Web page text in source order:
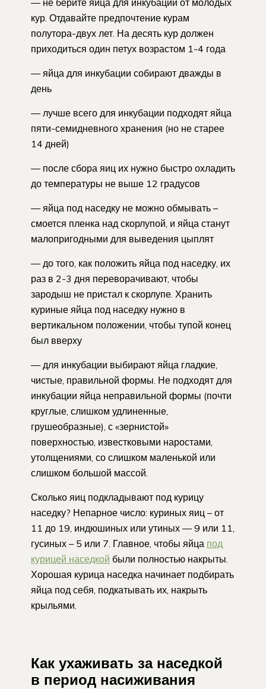
— не берите яйца для инкубации от молодых
кур. Отдавайте предпочтение курам
полутора-двух лет. На десять кур должен
приходиться один петух возрастом 1-4 года
— яйца для инкубации собирают дважды в
день
— лучше всего для инкубации подходят яйца
пяти-семидневного хранения (но не старее
14 дней)
— после сбора яиц их нужно быстро охладить
до температуры не выше 12 градусов
— яйца под наседку не можно обмывать –
смоется пленка над скорлупой, и яйца станут
малопригодными для выведения цыплят
— до того, как положить яйца под наседку, их
раз в 2-3 дня переворачивают, чтобы
зародыш не пристал к скорлупе. Хранить
куриные яйца под наседку нужно в
вертикальном положении, чтобы тупой конец
был вверху
— для инкубации выбирают яйца гладкие,
чистые, правильной формы. Не подходят для
инкубации яйца неправильной формы (почти
круглые, слишком удлиненные,
грушеобразные), с «зернистой»
поверхностью, известковыми наростами,
утолщениями, со слишком маленькой или
слишком большой массой.
Сколько яиц подкладывают под курицу
наседку? Непарное число: куриных яиц – от
11 до 19, индюшиных или утиных — 9 или 11,
гусиных – 5 или 7. Главное, чтобы яйца под
курицей наседкой были полностью накрыты.
Хорошая курица наседка начинает подбирать
яйца под себя, подкатывать их, накрыть
крыльями.
Как ухаживать за наседкой
в период насиживания